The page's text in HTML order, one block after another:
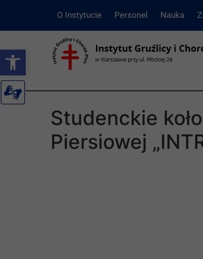
Otwórz pasek narzędzi
O Instytucie Personel Nauka
Studenckie
Piersiowej